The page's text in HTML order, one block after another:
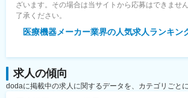
ざいます。その場合は当サイトから応募はできませ
了承ください。
医療機器メーカー業界の人気求人ランキン
求人の傾向
dodaに掲載中の求人に関するデータを、カテゴリごと